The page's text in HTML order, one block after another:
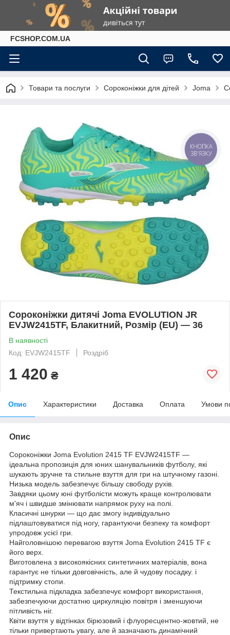
FCSHOP.COM.UA
Товари та послуги Сороконіжки для дітей Joma
Сороконіжки дитячі Joma EVOLUTION JR
EVJW2415TF, Блакитний, Розмір (EU) — 36
В наявності
Код: EVJW2415TF
Роздріб
1 420 ₴
Опис Характеристики Доставка Оплата Умови
Опис
Сороконіжки Joma Evolution 2415 TF EVJW2415TF —
ідеальна пропозиція для юних шанувальників футболу, які
шукають зручне та стильне взуття для гри на штучному газоні.
Низька модель забезпечує більшу свободу рухів.
Завдяки цьому юні футболісти можуть краще контролювати
м'яч і швидше змінювати напрямок руху на полі.
Класичні шнурки — що дає змогу індивідуально
підлаштовуватися під ногу, гарантуючи безпеку та комфорт
упродовж усієї гри.
Найголовнішою перевагою взуття Joma Evolution 2415 TF є
його верх.
Виготовлена з високоякісних синтетичних матеріалів, вона
гарантує не тільки довговічність, але й чудову посадку. і
підтримку стопи.
Текстильна підкладка забезпечує комфорт використання,
забезпечуючи достатню циркуляцію повітря і зменшуючи
пітливість ніг.
Квіти взуття у відтінках бірюзовий і флуоресцентно-жовтий, не
тільки привертають увагу, але й зазначають динамічний
КНОПКА
ЗВ'ЯЗКУ